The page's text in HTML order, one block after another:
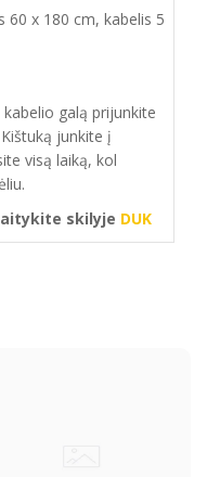
60 x 180 cm, kabelis 5
galą prijunkite
junkite į
visą laiką, kol
skilyje DUK